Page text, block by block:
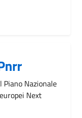
Nazionale
Next